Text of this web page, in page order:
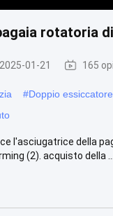
rotatoria
2025-01-21 165
#Doppio
l'asciugatrice della
(2). acquisto della ...